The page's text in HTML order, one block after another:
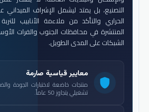
التصنيع، بل يمتد ليشمل الإشراف الميداني
الحراري والتأكد من ملاءمة الأنابيب
المنتشرة في محافظات الجنوب والفرات
الشبكات على المدى الطويل.
shield
معايير قياسية صارمة
منتجات خاضعة لاختبارات الجودة
تشغيلي يتجاوز 50 عاماً.